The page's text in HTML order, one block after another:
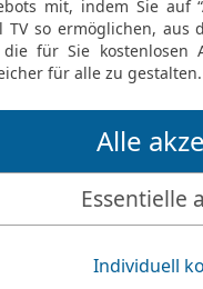
Möchtest du uns
Bewertung der